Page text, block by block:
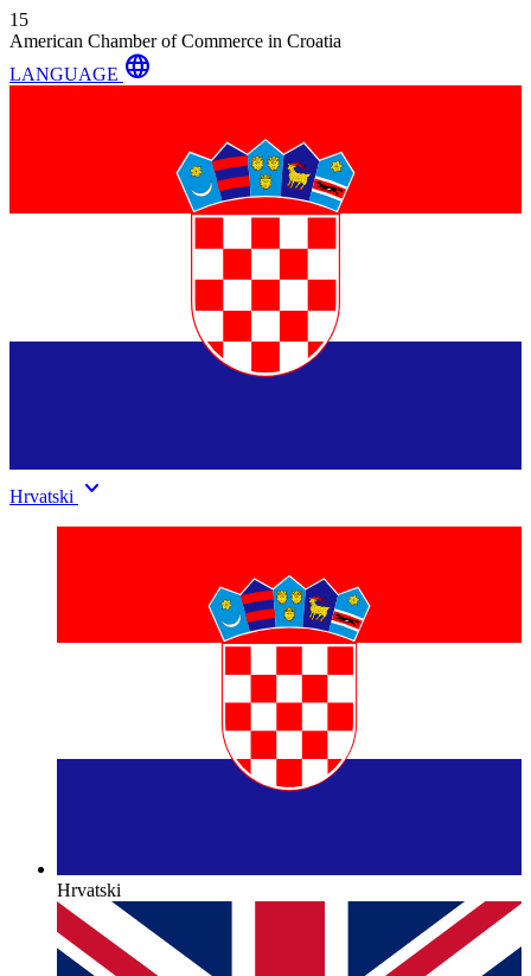
15
American Chamber of Commerce in Croatia
LANGUAGE language
Hrvatski keyboard_arrow_down
Hrvatski